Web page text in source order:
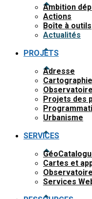
Ambition
Actions
Boîte à outils
Actualités
PROJETS
Adresse
Projets des
Urbanisme
SERVICES
Cartes et
Services